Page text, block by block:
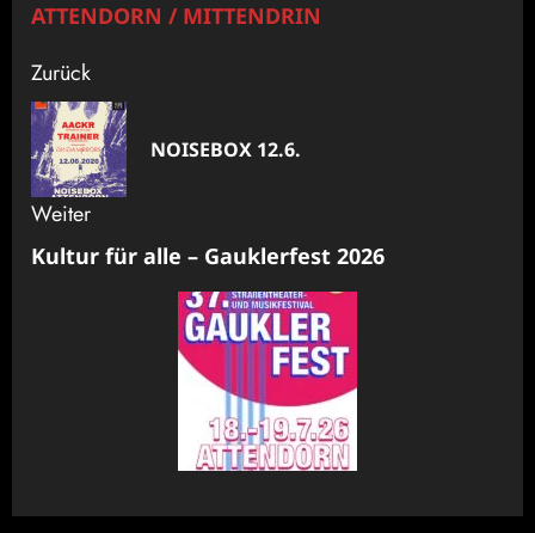
ATTENDORN / MITTENDRIN
Beitragsnavigation
Zurück
NOISEBOX 12.6.
Weiter
Nächster
Kultur für alle – Gauklerfest 2026